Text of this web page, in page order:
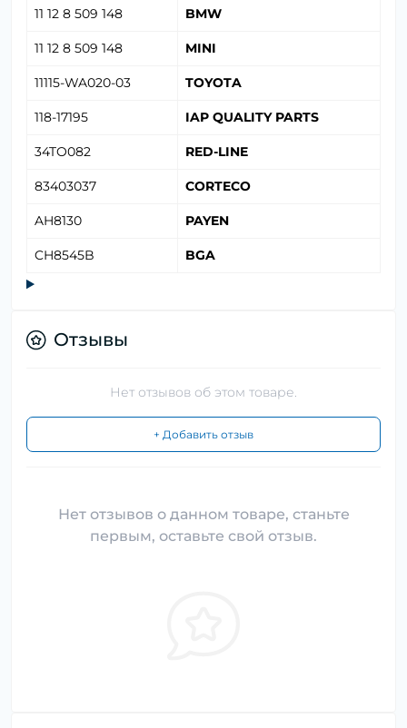
11 12 8 509 148 BMW
11 12 8 509 148 MINI
11115-WA020-03 TOYOTA
118-17195 IAP QUALITY PARTS
34TO082 RED-LINE
83403037 CORTECO
AH8130 PAYEN
CH8545B BGA
Отзывы
Нет отзывов об этом товаре.
+ Добавить отзыв
Нет отзывов о данном товаре, станьте
первым, оставьте свой отзыв.